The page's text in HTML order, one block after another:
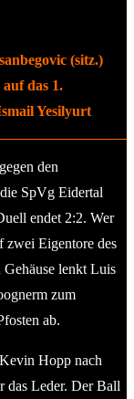
(sitz.)
das 1.
Yesilyurt
den
SpVg Eidertal
endet 2:2. Wer
zwei Eigentore des
lenkt Luis
zum
ab.
Hopp nach
das Leder. Der Ball